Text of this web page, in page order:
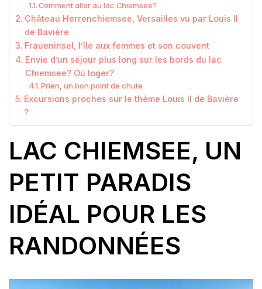
Comment aller au lac Chiemsee?
Château Herrenchiemsee, Versailles vu par Louis II
de Bavière
Fraueninsel, l’île aux femmes et son couvent
Envie d’un séjour plus long sur les bords du lac
Chiemsee? Où loger?
Prien, un bon point de chute
Excursions proches sur le thème Louis II de Bavière
?
LAC CHIEMSEE, UN
PETIT PARADIS
IDÉAL POUR LES
RANDONNÉES